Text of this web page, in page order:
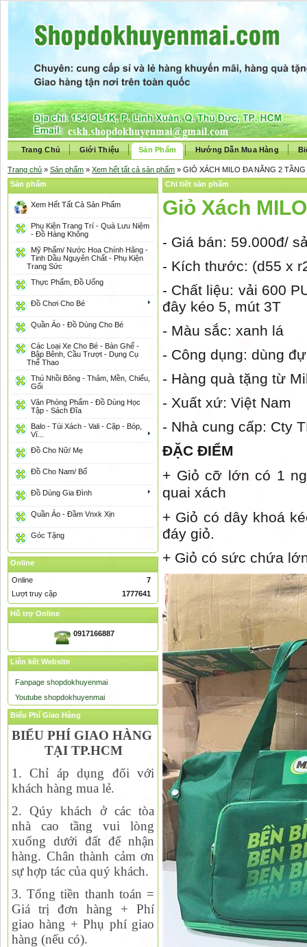
Trang Chủ Giới Thiệu Sản Phẩm Hướng Dẫn Mua Hàng
Trang chủ » Sản phẩm » Xem hết tất cả sản phẩm » GIỎ XÁCH MILO ĐA NĂNG 2
Chi tiết sản phẩm
Giỏ Xách
- Giá bán: 59.000đ/
- Kích thước: (d55 x
- Chất liệu: vải 600
đây kéo 5, mút 3T
- Màu sắc: xanh lá
- Công dụng: dùng
- Hàng quà tặng từ
- Xuất xứ: Việt Nam
- Nhà cung cấp: Cty
ĐẶC ĐIỂM
+ Giỏ cỡ lớn có 1
quai xách
+ Giỏ có dây khoá
đáy giỏ.
+ Giỏ có sức chứa
Sản phẩm
Xem Hết Tất Cả Sản Phẩm
Phụ Kiện Trang Trí - Quà Lưu Niệm
- Đồ Hàng Không
Mỹ Phẩm/ Nước Hoa Chính Hãng -
Tinh Dầu Nguyên Chất - Phụ Kiện
Trang Sức
Thực Phẩm, Đồ Uống
Đồ Chơi Cho Bé
Quần Áo - Đồ Dùng Cho Bé
Các Loại Xe Cho Bé - Bàn Ghế -
Bập Bênh, Cầu Trượt - Dụng Cụ
Thể Thao
Thú Nhồi Bông - Thảm, Mền, Chiếu,
Gối
Văn Phòng Phẩm - Đồ Dùng Học
Tập - Sách Đĩa
Balo - Túi Xách - Vali - Cặp - Bóp,
Ví...
Đồ Cho Nữ/ Mẹ
Đồ Cho Nam/ Bố
Đồ Dùng Gia Đình
Quần Áo - Đầm Vnxk Xịn
Góc Tặng
Online
Online
7
Lượt truy cập
1777641
Hỗ trợ Online
0917166887
Liên kết Website
Fanpage shopdokhuyenmai
Youtube shopdokhuyenmai
Biểu Phí Giao Hàng
BIỂU PHÍ GIAO HÀNG
TẠI TP.HCM
1. Chỉ áp dụng đối với
khách hàng mua lẻ.
2. Qúy khách ở các tòa
nhà cao tầng vui lòng
xuống dưới đất để nhận
hàng. Chân thành cảm ơn
sự hợp tác của quý khách.
3. Tổng tiền thanh toán =
Giá trị đơn hàng + Phí
giao hàng + Phụ phí giao
hàng (nếu có).